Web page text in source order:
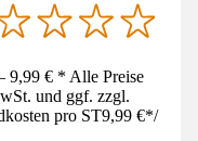
9,99 € * Alle Preise
und ggf. zzgl.
pro ST9,99 €*/